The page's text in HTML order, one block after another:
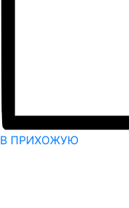
В ПРИХОЖУЮ